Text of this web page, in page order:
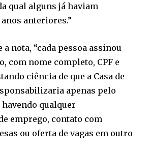
qual alguns já haviam
anteriores.”
nota, “cada pessoa assinou
com nome completo, CPF e
ciência de que a Casa de
apenas pelo
qualquer
emprego, contato com
ou oferta de vagas em outro